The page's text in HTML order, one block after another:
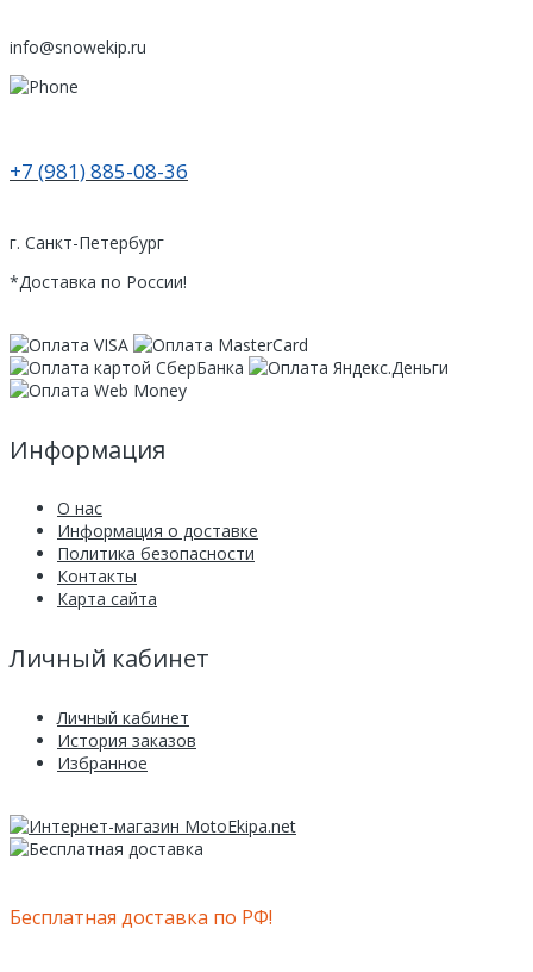
info@snowekip.ru
+7 (981) 885-08-36
г. Санкт-Петербург
*Доставка по России!
Информация
О нас
Информация о доставке
Политика безопасности
Контакты
Карта сайта
Личный кабинет
Личный кабинет
История заказов
Избранное
Бесплатная доставка по РФ!